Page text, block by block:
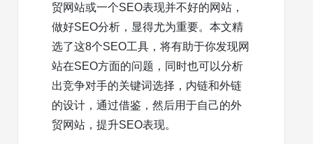
贸网站或一个SEO表现并不好的网站，
做好SEO分析，显得尤为重要。本文精
选了这8个SEO工具，将有助于你发现网
站在SEO方面的问题，同时也可以分析
出竞争对手的关键词选择，内链和外链
的设计，通过借鉴，然后用于自己的外
贸网站，提升SEO表现。